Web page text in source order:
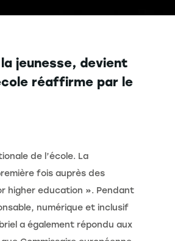
jeunesse, devient
réaffirme par le
de l’école. La
fois auprès des
higher education ». Pendant
numérique et inclusif
a également répondu aux